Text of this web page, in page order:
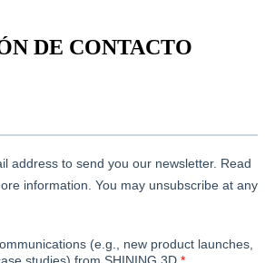
DE CONTACTO